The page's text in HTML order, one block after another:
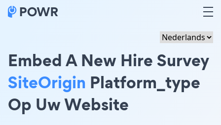
Embed A New Hire Survey
SiteOrigin Platform_type
Op Uw Website